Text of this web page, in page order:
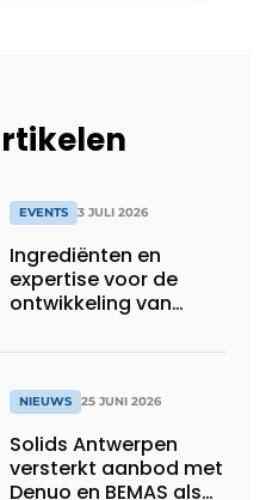
EVENTS 3 JULI 2026
Ingrediënten en
expertise voor de
ontwikkeling van
NIEUWS 25 JUNI 2026
Solids Antwerpen
versterkt aanbod met
Denuo en BEMAS als